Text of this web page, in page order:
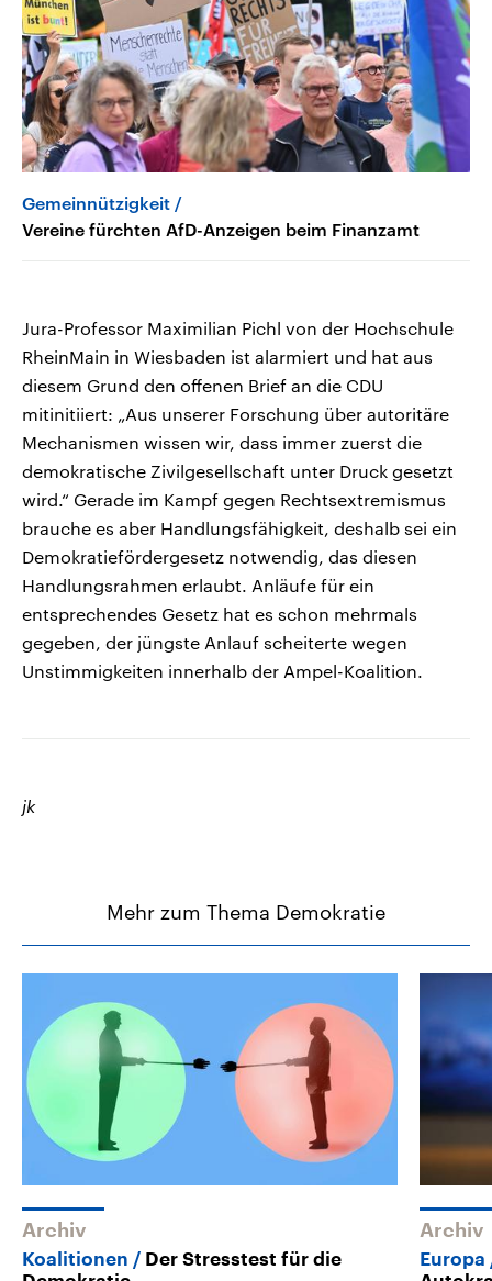
Gemeinnützigkeit
Vereine fürchten AfD-Anzeigen beim Finanzamt
Jura-Professor Maximilian Pichl von der Hochschule
RheinMain in Wiesbaden ist alarmiert und hat aus
diesem Grund den offenen Brief an die CDU
mitinitiiert: „Aus unserer Forschung über autoritäre
Mechanismen wissen wir, dass immer zuerst die
demokratische Zivilgesellschaft unter Druck gesetzt
wird.“ Gerade im Kampf gegen Rechtsextremismus
brauche es aber Handlungsfähigkeit, deshalb sei ein
Demokratiefördergesetz notwendig, das diesen
Handlungsrahmen erlaubt. Anläufe für ein
entsprechendes Gesetz hat es schon mehrmals
gegeben, der jüngste Anlauf scheiterte wegen
Unstimmigkeiten innerhalb der Ampel-Koalition.
jk
Mehr zum Thema Demokratie
Archiv
Koalitionen
Der Stresstest für die
Archiv
Europa